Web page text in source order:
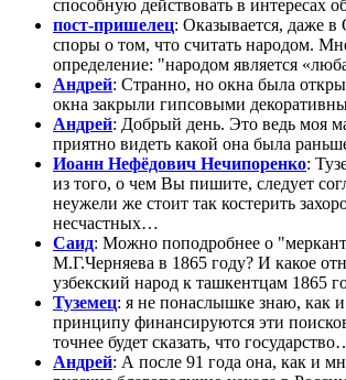
способную действовать в интересах
пост-пришелец: Оказывается, даже
споры о том, что считать народом.
определение: "народом является
Андрей: Странно, но окна была
окна закрыли гипсовыми
Андрей: Добрый день. Это ведь моя
приятно видеть какой она была
Иоанн Нефёдович Нечипоренко:
из того, о чем Вы пишите, следует
неужели же стоит так костерить
несчастных…
Саид: Можно поподробнее о
М.Г.Черняева в 1865 году? И какое
узбекский народ к ташкентцам 1865
Туземец: я не понаслышке знаю, как
принципу финансируются эти
точнее будет сказать, что
Андрей: А после 91 года она, как и